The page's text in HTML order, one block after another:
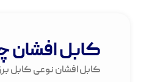
کابل افشان
کابل افشان نوعی کابل